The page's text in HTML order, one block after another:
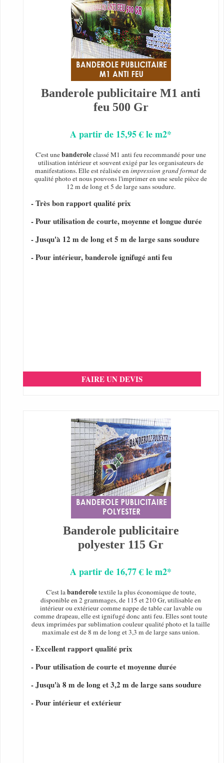
Banderole publicitaire M1 anti
feu 500 Gr
A partir de 15,95 € le m2*
C'est unebanderoleclassé M1 anti feu recommandé pour une
utilisation intérieur et souvent exigé par les organisateurs de
manifestations. Elle est réalisée enimpression grand formatde
qualité photo et nous pouvons l'imprimer en une seule pièce de
12 m de long et 5 de large sans soudure.
- Très bon rapport qualité prix
- Pour utilisation de courte, moyenne et longue durée
- Jusqu'à 12 m de long et 5 m de large sans soudure
- Pour intérieur, banderole ignifugé anti feu
FAIRE UN DEVIS
Banderole publicitaire
polyester 115 Gr
A partir de 16,77 € le m2*
C'est labanderoletextile la plus économique de toute,
disponible en 2 grammages, de 115 et 210 Gr, utilisable en
intérieur ou extérieur comme nappe de table car lavable ou
comme drapeau, elle est ignifugé donc anti feu. Elles sont toute
deux imprimées par sublimation couleur qualité photo et la taille
maximale est de 8 m de long et 3,3 m de large sans union.
- Excellent rapport qualité prix
- Pour utilisation de courte et moyenne durée
- Jusqu'à 8 m de long et 3,2 m de large sans soudure
- Pour intérieur et extérieur